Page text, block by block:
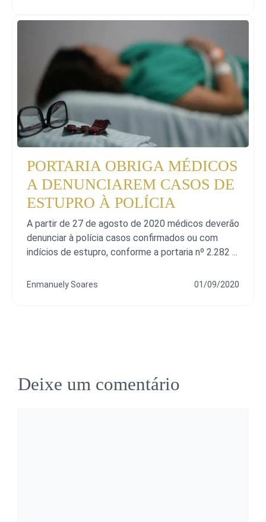
PORTARIA OBRIGA MÉDICOS
A DENUNCIAREM CASOS DE
ESTUPRO À POLÍCIA
A partir de 27 de agosto de 2020 médicos deverão
denunciar à polícia casos confirmados ou com
indícios de estupro, conforme a portaria nº 2.282 ...
Enmanuely Soares 01/09/2020
Deixe um comentário